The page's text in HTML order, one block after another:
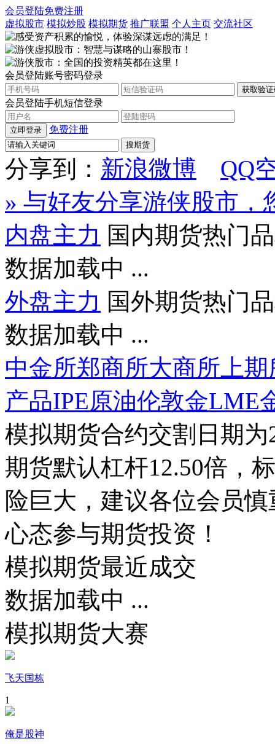
会员登陆免费注册
虚拟股市 模拟炒股 模拟期货 推广联盟 个人主页 交流社区
会员登陆账号密码登录
会员登陆手机短信登录
立即登录 免费注册
搜期货
分享到： 新浪微博
QQ
» 与好友分享游侠股市
内盘主力 国内期货热门
数据加载中 ...
外盘主力 国外期货热门
数据加载中 ...
中金所郑商所大商所 上
产品IPE原油伦敦金LME
模拟期货合约交割日期
期货默认杠杆12.50倍，
险巨大，建议各位会员
心态参与期货投资！
模拟期货最近成交
数据加载中 ...
模拟期货大赛
飞天国栋
1
俺是股神